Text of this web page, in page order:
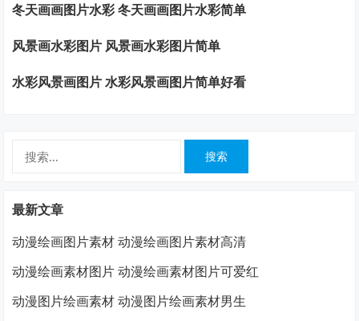
冬天画画图片水彩 冬天画画图片水彩简单
风景画水彩图片 风景画水彩图片简单
水彩风景画图片 水彩风景画图片简单好看
最新文章
动漫绘画图片素材 动漫绘画图片素材高清
动漫绘画素材图片 动漫绘画素材图片可爱红
动漫图片绘画素材 动漫图片绘画素材男生